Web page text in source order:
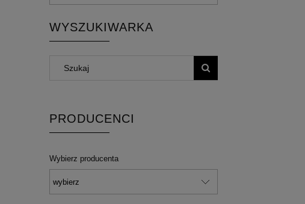
WYSZUKIWARKA
PRODUCENCI
Wybierz producenta